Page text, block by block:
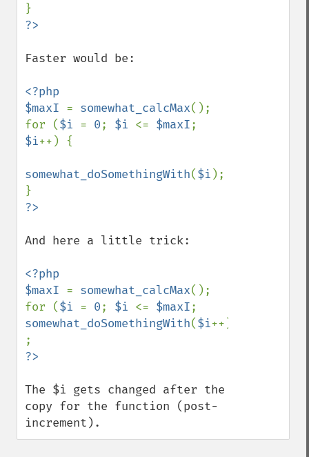
Faster would be:
<?php
$maxI = somewhat_calcMax();
for ($i = 0; $i <= $maxI
$i++) {
somewhat_doSomethingWith($i );
And here a little trick:
<?php
$maxI = somewhat_calcMax();
for ($i = 0; $i <= $maxI
somewhat_doSomethingWith($i++))
The $i gets changed after the
copy for the function (post-
increment).